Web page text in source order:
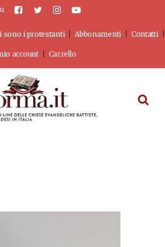
sono i protestanti Abbonamenti Contatti
account Carrello